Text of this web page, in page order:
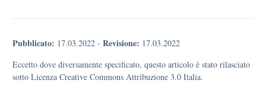
Pubblicato: 17.03.2022 - Revisione: 17.03.2022
Eccetto dove diversamente specificato, questo articolo è stato rilasciato
sotto Licenza Creative Commons Attribuzione 3.0 Italia.